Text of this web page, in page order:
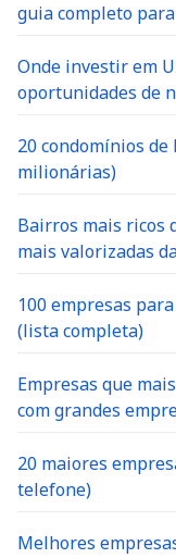
guia completo
Onde investir em
oportunidades de
20 condomínios
milionárias)
Bairros mais ricos
mais valorizadas
100 empresas
(lista completa)
Empresas que
com grandes
20 maiores
telefone)
Melhores